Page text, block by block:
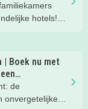
hotels!
en
weg met je
| Boek nu met
de
onvergetelijke